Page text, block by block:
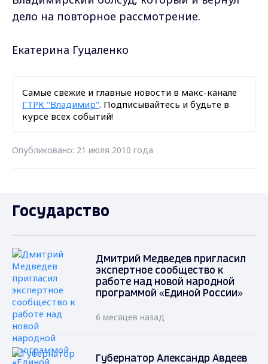
дело на повторное рассмотрение.
Екатерина Гуцаленко
Самые свежие и главные новости в макс-канале
ГТРК "Владимир". Подписывайтесь и будьте в
курсе всех событий!
Опубликовано: 21 июля 2010 года
Государство
Дмитрий Медведев пригласил
экспертное сообщество к
работе над новой народной
программой «Единой России»
6 месяцев назад
Губернатор Александр Авдеев